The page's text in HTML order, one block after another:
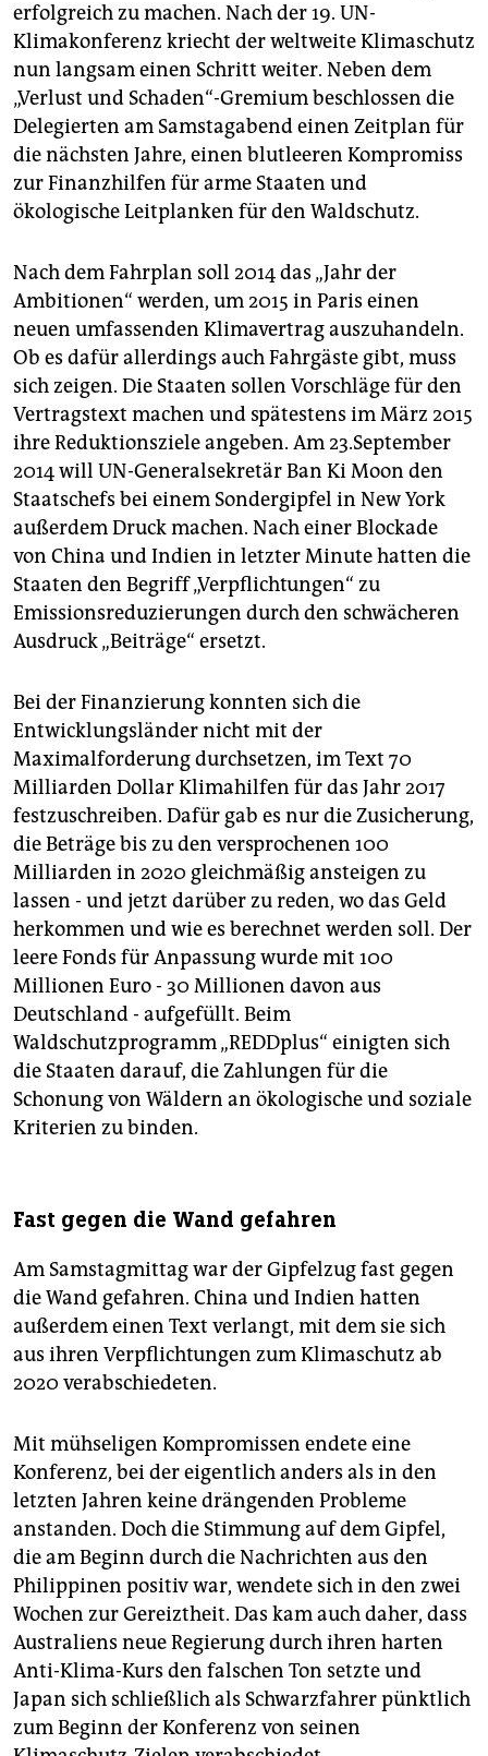
erfolgreich zu machen. Nach der 19. UN-
Klimakonferenz kriecht der weltweite Klimaschutz
nun langsam einen Schritt weiter. Neben dem
„Verlust und Schaden“-Gremium beschlossen die
Delegierten am Samstagabend einen Zeitplan für
die nächsten Jahre, einen blutleeren Kompromiss
zur Finanzhilfen für arme Staaten und
ökologische Leitplanken für den Waldschutz.
Nach dem Fahrplan soll 2014 das „Jahr der
Ambitionen“ werden, um 2015 in Paris einen
neuen umfassenden Klimavertrag auszuhandeln.
Ob es dafür allerdings auch Fahrgäste gibt, muss
sich zeigen. Die Staaten sollen Vorschläge für den
Vertragstext machen und spätestens im März 2015
ihre Reduktionsziele angeben. Am 23.September
2014 will UN-Generalsekretär Ban Ki Moon den
Staatschefs bei einem Sondergipfel in New York
außerdem Druck machen. Nach einer Blockade
von China und Indien in letzter Minute hatten die
Staaten den Begriff „Verpflichtungen“ zu
Emissionsreduzierungen durch den schwächeren
Ausdruck „Beiträge“ ersetzt.
Bei der Finanzierung konnten sich die
Entwicklungsländer nicht mit der
Maximalforderung durchsetzen, im Text 70
Milliarden Dollar Klimahilfen für das Jahr 2017
festzuschreiben. Dafür gab es nur die Zusicherung,
die Beträge bis zu den versprochenen 100
Milliarden in 2020 gleichmäßig ansteigen zu
lassen - und jetzt darüber zu reden, wo das Geld
herkommen und wie es berechnet werden soll. Der
leere Fonds für Anpassung wurde mit 100
Millionen Euro - 30 Millionen davon aus
Deutschland - aufgefüllt. Beim
Waldschutzprogramm „REDDplus“ einigten sich
die Staaten darauf, die Zahlungen für die
Schonung von Wäldern an ökologische und soziale
Kriterien zu binden.
Fast gegen die Wand gefahren
Am Samstagmittag war der Gipfelzug fast gegen
die Wand gefahren. China und Indien hatten
außerdem einen Text verlangt, mit dem sie sich
aus ihren Verpflichtungen zum Klimaschutz ab
2020 verabschiedeten.
Mit mühseligen Kompromissen endete eine
Konferenz, bei der eigentlich anders als in den
letzten Jahren keine drängenden Probleme
anstanden. Doch die Stimmung auf dem Gipfel,
die am Beginn durch die Nachrichten aus den
Philippinen positiv war, wendete sich in den zwei
Wochen zur Gereiztheit. Das kam auch daher, dass
Australiens neue Regierung durch ihren harten
Anti-Klima-Kurs den falschen Ton setzte und
Japan sich schließlich als Schwarzfahrer pünktlich
zum Beginn der Konferenz von seinen